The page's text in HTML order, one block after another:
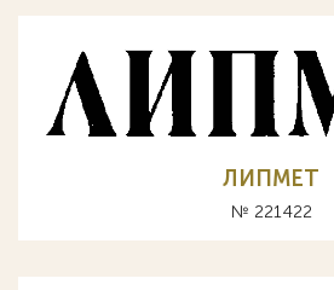
ЛИПМЕТ
№ 221422